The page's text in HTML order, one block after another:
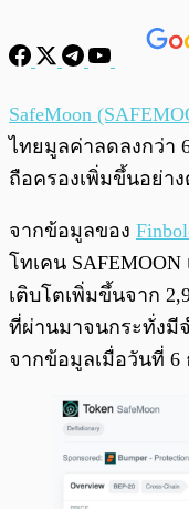
SafeMoon
ไทยมูลค่าลดลงกว่า
ถือครองเพิ่มขึ้นอย่า
จากข้อมูลของ
โทเคน
เติบโตเพิ่มขึ้นจาก
ที่ผ่านมาจนกระทั่งมี
จากข้อมูลเมื่อวันที่ 6